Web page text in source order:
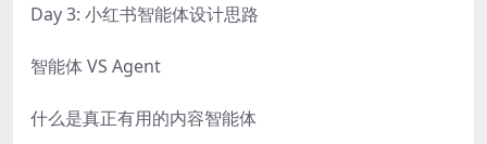
Day 3: 小红书智能体设计思路
智能体 VS Agent
什么是真正有用的内容智能体